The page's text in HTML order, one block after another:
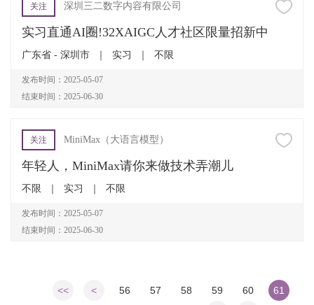
关注 深圳三二数字内容有限公司
实习直通AI圈!32XAIGC人才社区限量招新中
广东省 - 深圳市 实习 不限
发布时间：2025-05-07
结束时间：2025-06-30
关注 MiniMax（大语言模型）
年轻人，MiniMax请你来做技术弄潮儿
不限 实习 不限
发布时间：2025-05-07
结束时间：2025-06-30
<< < 56 57 58 59 60
61